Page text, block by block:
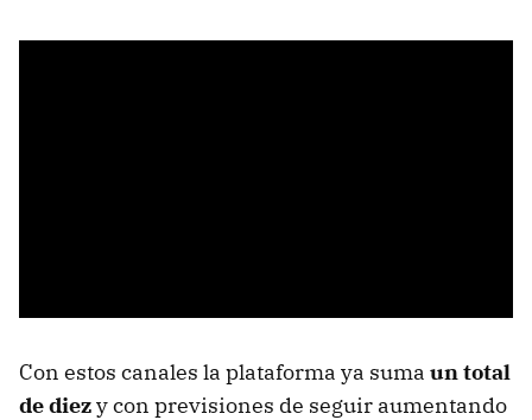
Con estos canales la plataforma ya suma un total
de diezy con previsiones de seguir aumentando